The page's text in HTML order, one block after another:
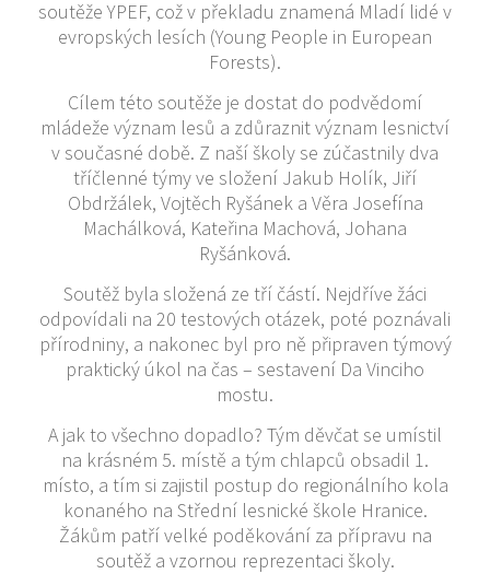
soutěže YPEF, což v překladu znamená Mladí lidé v
evropských lesích (Young People in European
Forests).
Cílem této soutěže je dostat do podvědomí
mládeže význam lesů a zdůraznit význam lesnictví
v současné době. Z naší školy se zúčastnily dva
tříčlenné týmy ve složení Jakub Holík, Jiří
Obdržálek, Vojtěch Ryšánek a Věra Josefína
Machálková, Kateřina Machová, Johana
Ryšánková.
Soutěž byla složená ze tří částí. Nejdříve žáci
odpovídali na 20 testových otázek, poté poznávali
přírodniny, a nakonec byl pro ně připraven týmový
praktický úkol na čas – sestavení Da Vinciho
mostu.
A jak to všechno dopadlo? Tým děvčat se umístil
na krásném 5. místě a tým chlapců obsadil 1.
místo, a tím si zajistil postup do regionálního kola
konaného na Střední lesnické škole Hranice.
Žákům patří velké poděkování za přípravu na
soutěž a vzornou reprezentaci školy.